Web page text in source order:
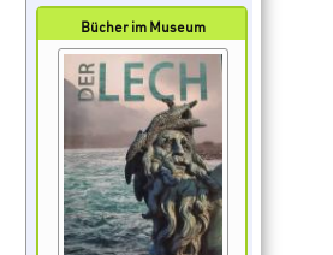
Bücher im Museum